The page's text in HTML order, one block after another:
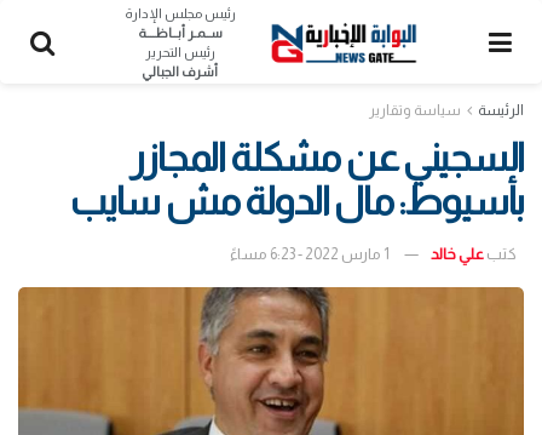
رئيس مجلس الإدارة
ســمـر أبــاظــــة
رئيس التحرير
أشرف الجبالي
الرئيسة سياسة وتقارير
السجيني عن مشكلة المجازر
بأسيوط: مال الدولة مش سايب
كتب علي خالد 1 مارس 2022 - 6:23 مساءً